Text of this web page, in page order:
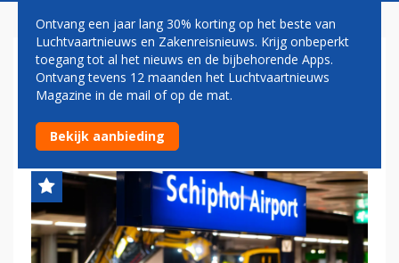
NA DRIE WEKEN WEER
NORMAAL TREINVERKEER OP
SCHIPHOL
Ontvang een jaar lang 30% korting op het beste van
Luchtvaartnieuws en Zakenreisnieuws. Krijg onbeperkt
toegang tot al het nieuws en de bijbehorende Apps.
Ontvang tevens 12 maanden het Luchtvaartnieuws
Magazine in de mail of op de mat.
Bekijk aanbieding